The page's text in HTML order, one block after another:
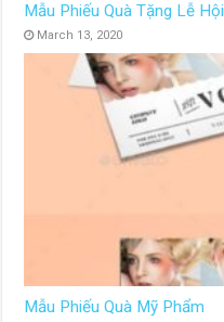
Mẫu Phiếu Quà Tặng Lễ Hội
March 13, 2020
Mẫu Phiếu Quà Mỹ Phẩm